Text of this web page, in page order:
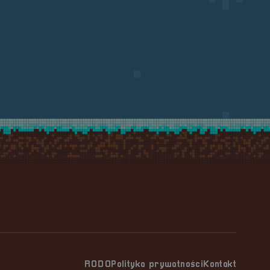
RODO Polityka prywatności Kontakt